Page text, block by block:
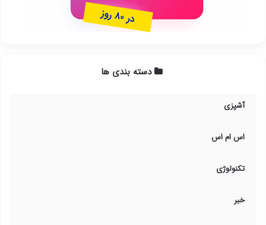
دسته بندی ها
آشپزی
اس ام اس
تکنولوژی
خبر